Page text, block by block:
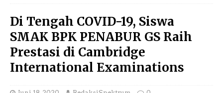
Di Tengah COVID-19, Siswa
SMAK BPK PENABUR GS Raih
Prestasi di Cambridge
International Examinations